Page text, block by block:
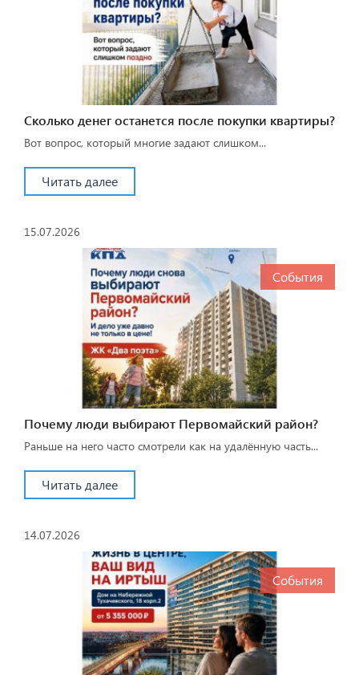
Сколько денег останется после покупки квартиры?
Вот вопрос, который многие задают слишком...
Читать далее
15.07.2026
События
Почему люди выбирают Первомайский район?
Раньше на него часто смотрели как на удалённую часть...
Читать далее
14.07.2026
События